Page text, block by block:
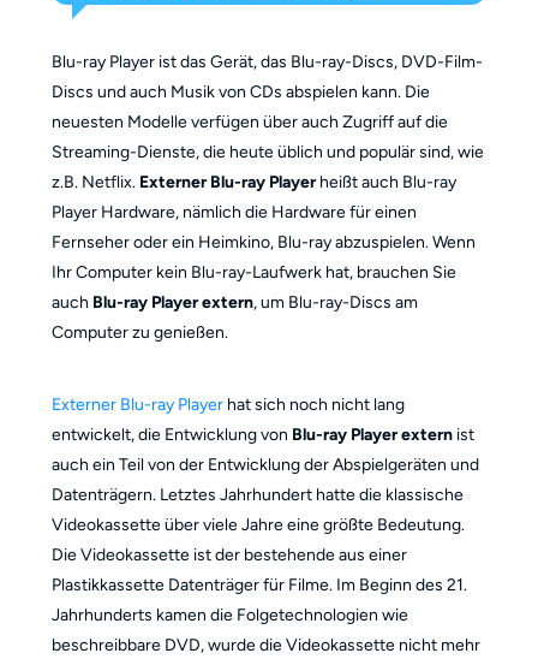
Blu-ray Player ist das Gerät, das Blu-ray-Discs, DVD-Film-
Discs und auch Musik von CDs abspielen kann. Die
neuesten Modelle verfügen über auch Zugriff auf die
Streaming-Dienste, die heute üblich und populär sind, wie
z.B. Netflix. Externer Blu-ray Playerheißt auch Blu-ray
Player Hardware, nämlich die Hardware für einen
Fernseher oder ein Heimkino, Blu-ray abzuspielen. Wenn
Ihr Computer kein Blu-ray-Laufwerk hat, brauchen Sie
auch Blu-ray Player extern, um Blu-ray-Discs am
Computer zu genießen.
Externer Blu-ray Playerhat sich noch nicht lang
entwickelt, die Entwicklung von Blu-ray Player externist
auch ein Teil von der Entwicklung der Abspielgeräten und
Datenträgern. Letztes Jahrhundert hatte die klassische
Videokassette über viele Jahre eine größte Bedeutung.
Die Videokassette ist der bestehende aus einer
Plastikkassette Datenträger für Filme. Im Beginn des 21.
Jahrhunderts kamen die Folgetechnologien wie
beschreibbare DVD, wurde die Videokassette nicht mehr